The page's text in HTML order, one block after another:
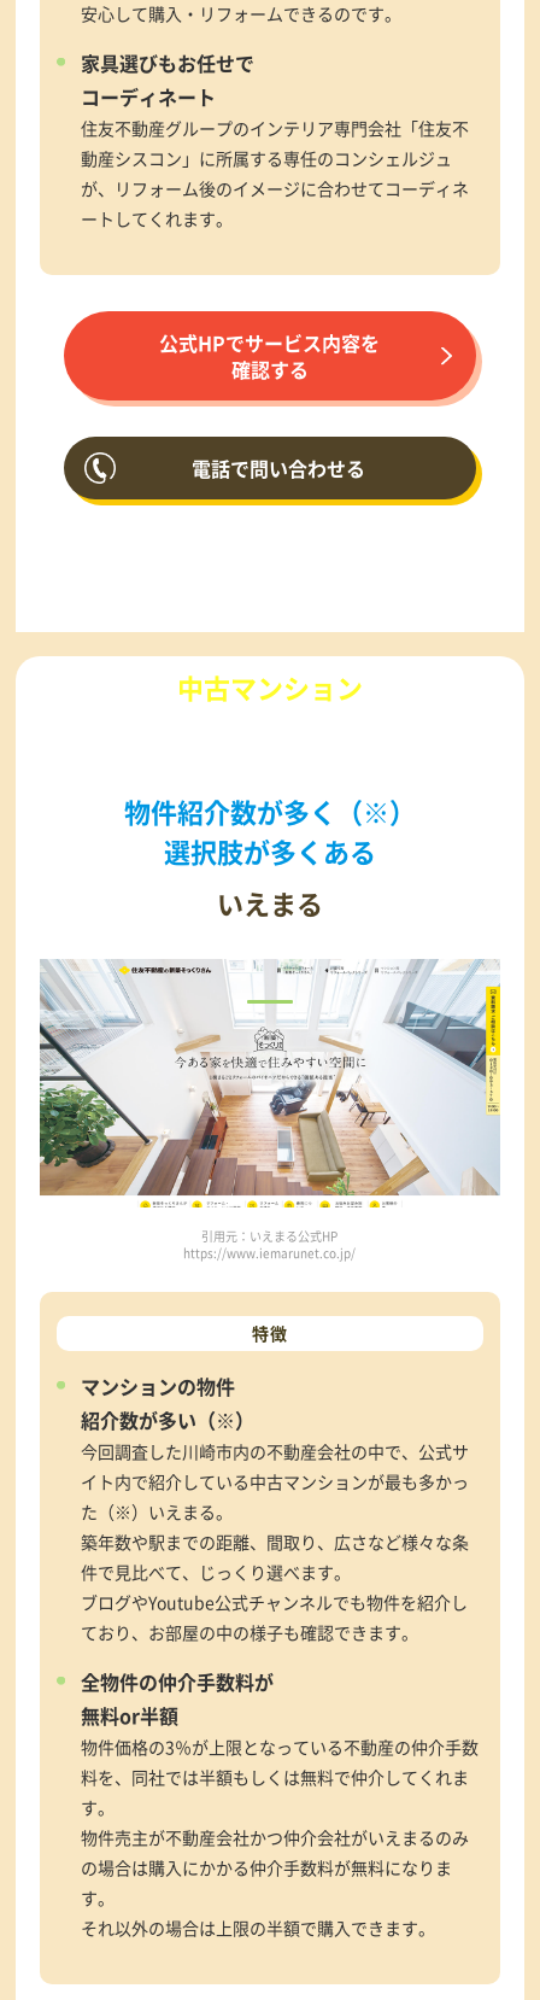
安心して購入・リフォームできるのです。
家具選びもお任せで
コーディネート
住友不動産グループのインテリア専門会社「住友不
動産シスコン」に所属する専任のコンシェルジュ
が、リフォーム後のイメージに合わせてコーディネ
ートしてくれます。
公式HPでサービス内容を
確認する
電話で問い合わせる
中古マンション
物件紹介数が多く（※）
選択肢が多くある
いえまる
引用元：いえまる公式HP
https://www.iemarunet.co.jp/
特徴
マンションの物件
紹介数が多い（※）
今回調査した川崎市内の不動産会社の中で、公式サ
イト内で紹介している中古マンションが最も多かっ
た（※）いえまる。
築年数や駅までの距離、間取り、広さなど様々な条
件で見比べて、じっくり選べます。
ブログやYoutube公式チャンネルでも物件を紹介し
ており、お部屋の中の様子も確認できます。
全物件の仲介手数料が
無料or半額
物件価格の3％が上限となっている不動産の仲介手数
料を、同社では半額もしくは無料で仲介してくれま
す。
物件売主が不動産会社かつ仲介会社がいえまるのみ
の場合は購入にかかる仲介手数料が無料になりま
す。
それ以外の場合は上限の半額で購入できます。